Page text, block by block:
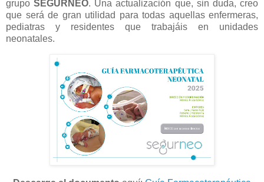
grupoSEGURNEO. Una actualización que, sin duda, creo
que será de gran utilidad para todas aquellas enfermeras,
pediatras y residentes que trabajáis en unidades
neonatales.